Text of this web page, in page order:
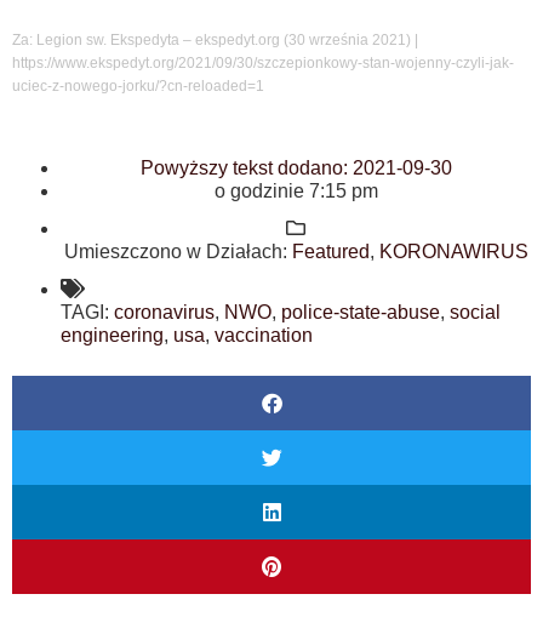
Za: Legion sw. Ekspedyta – ekspedyt.org (30 września 2021) |
https://www.ekspedyt.org/2021/09/30/szczepionkowy-stan-wojenny-czyli-jak-
uciec-z-nowego-jorku/?cn-reloaded=1
Powyższy tekst dodano: 2021-09-30
o godzinie 7:15 pm
Umieszczono w Działach: Featured, KORONAWIRUS
TAGI: coronavirus, NWO, police-state-abuse, social
engineering, usa, vaccination